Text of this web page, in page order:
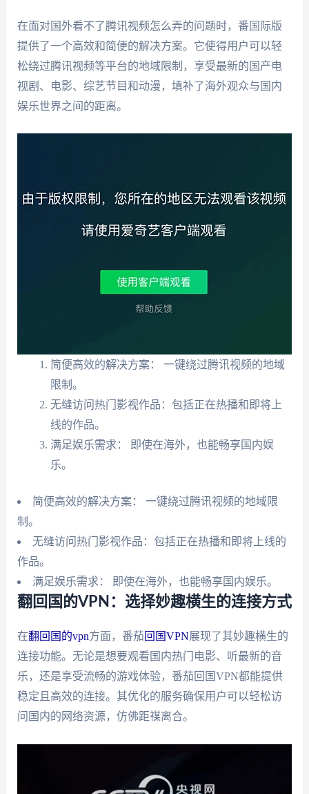
在面对国外看不了腾讯视频怎么弄的问题时，番国际版
提供了一个高效和简便的解决方案。它使得用户可以轻
松绕过腾讯视频等平台的地域限制，享受最新的国产电
视剧、电影、综艺节目和动漫，填补了海外观众与国内
娱乐世界之间的距离。
简便高效的解决方案： 一键绕过腾讯视频的地域
限制。
无缝访问热门影视作品：包括正在热播和即将上
线的作品。
满足娱乐需求： 即使在海外，也能畅享国内娱
乐。
简便高效的解决方案： 一键绕过腾讯视频的地域限
制。
无缝访问热门影视作品：包括正在热播和即将上线的
作品。
满足娱乐需求： 即使在海外，也能畅享国内娱乐。
翻回国的VPN：选择妙趣横生的连接方式
在翻回国的vpn方面，番茄回国VPN展现了其妙趣横生的
连接功能。无论是想要观看国内热门电影、听最新的音
乐，还是享受流畅的游戏体验，番茄回国VPN都能提供
稳定且高效的连接。其优化的服务确保用户可以轻松访
问国内的网络资源，仿佛距禖离合。